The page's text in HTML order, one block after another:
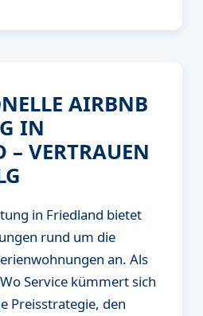
AIRBNB
IN
– VERTRAUEN
in Friedland bietet
rund um die
an. Als
Service kümmert sich
Preisstrategie, den